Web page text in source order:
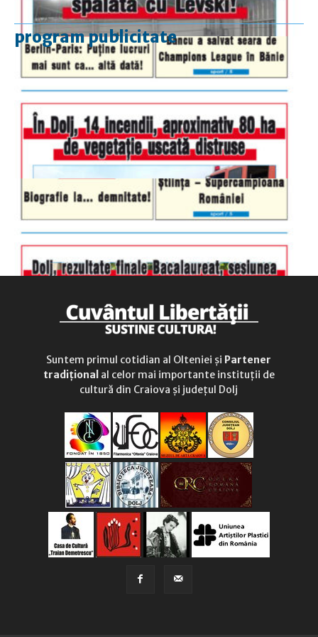
program publicitate
luni-vineri
9.00 - 17.00
duminică
9.00 - 12.00
Suntem primul cotidian al Olteniei și Partener
tradițional al celor mai importante instituții de
cultură din Craiova și județul Dolj